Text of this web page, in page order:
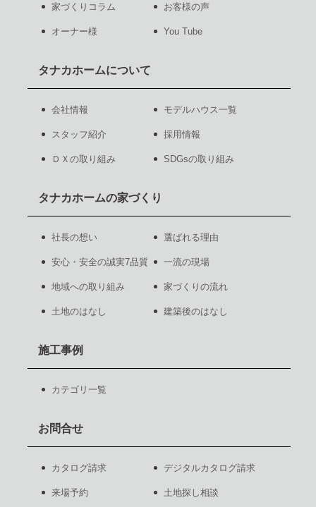
家づくりコラム お客様の声
オーナー様 You Tube
タナカホームについて
会社情報 モデルハウス一覧
スタッフ紹介 採用情報
ＤＸの取り組み SDGsの取り組み
タナカホームの家づくり
社長の想い 選ばれる理由
安心・安全の誠実7品質 一流の現場
地域への取り組み 家づくりの流れ
土地のはなし 建築後のはなし
施工事例
カテゴリ一覧
お問合せ
カタログ請求 デジタルカタログ請求
来場予約 土地探し相談